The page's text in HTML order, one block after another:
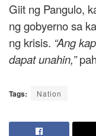
Giit ng Pangulo,
ng gobyerno sa
ng krisis. “Ang
dapat unahin,”
Tags: Nation